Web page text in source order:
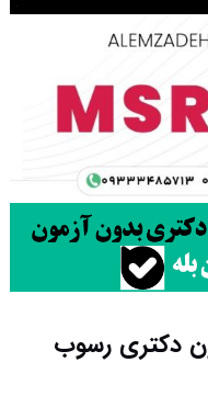
دکتری رسوب